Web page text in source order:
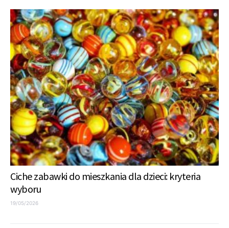
Ciche zabawki do mieszkania dla dzieci: kryteria
wyboru
19/05/2026